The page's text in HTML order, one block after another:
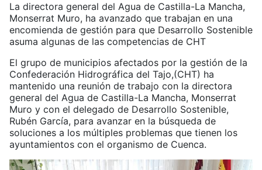
La directora general del Agua de Castilla-La Mancha,
Monserrat Muro, ha avanzado que trabajan en una
encomienda de gestión para que Desarrollo Sostenible
asuma algunas de las competencias de CHT
El grupo de municipios afectados por la gestión de la
Confederación Hidrográfica del Tajo,(CHT) ha
mantenido una reunión de trabajo con la directora
general del Agua de Castilla-La Mancha, Monserrat
Muro y con el delegado de Desarrollo Sostenible,
Rubén García, para avanzar en la búsqueda de
soluciones a los múltiples problemas que tienen los
ayuntamientos con el organismo de Cuenca.